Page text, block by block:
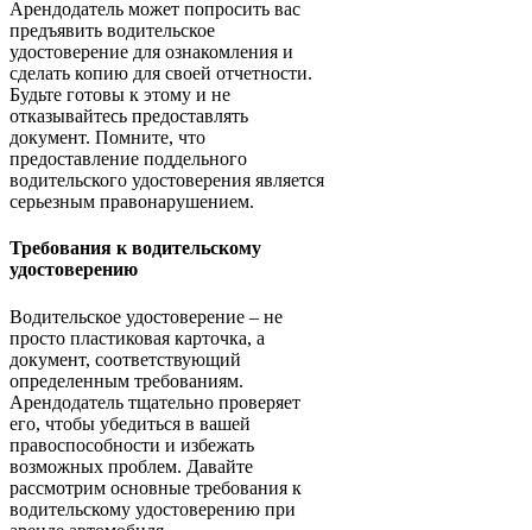
Арендодатель может попросить вас
предъявить водительское
удостоверение для ознакомления и
сделать копию для своей отчетности.
Будьте готовы к этому и не
отказывайтесь предоставлять
документ. Помните, что
предоставление поддельного
водительского удостоверения является
серьезным правонарушением.
Требования к водительскому
удостоверению
Водительское удостоверение – не
просто пластиковая карточка, а
документ, соответствующий
определенным требованиям.
Арендодатель тщательно проверяет
его, чтобы убедиться в вашей
правоспособности и избежать
возможных проблем. Давайте
рассмотрим основные требования к
водительскому удостоверению при